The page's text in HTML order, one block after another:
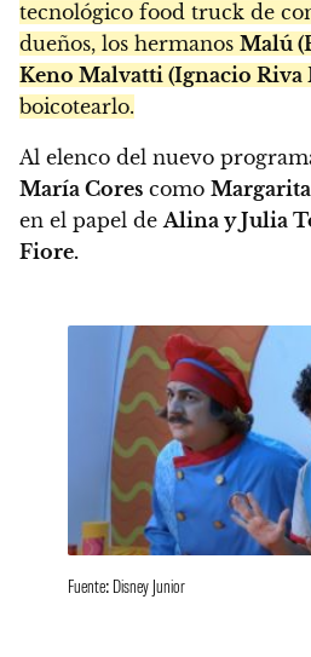
tecnológico food truck de
dueños, los hermanos Malú
Keno Malvatti (Ignacio Riva
boicotearlo.
Al elenco del nuevo
María Cores como
en el papel deAlina y Julia
Fiore.
Fuente: Disney Junior